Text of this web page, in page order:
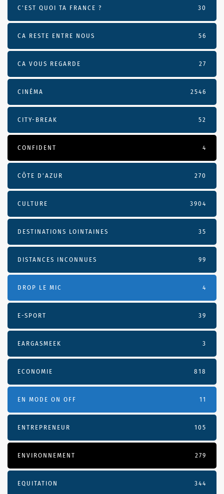
C'EST QUOI TA FRANCE ? 30
CA RESTE ENTRE NOUS 56
CA VOUS REGARDE 27
CINÉMA 2546
CITY-BREAK 52
CONFIDENT 4
CÔTE D’AZUR 270
CULTURE 3904
DESTINATIONS LOINTAINES 35
DISTANCES INCONNUES 99
DROP LE MIC 4
E-SPORT 39
EARGASMEEK 3
ECONOMIE 818
EN MODE ON OFF 11
ENTREPRENEUR 105
ENVIRONNEMENT 279
EQUITATION 344